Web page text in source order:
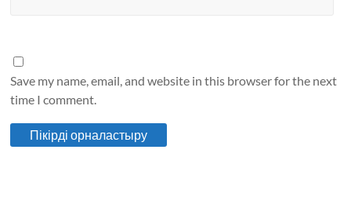
Save my name, email, and website in this browser for the next
time I comment.